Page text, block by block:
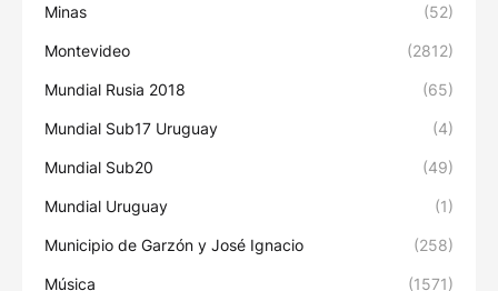
Minas (52)
Montevideo (2812)
Mundial Rusia 2018 (65)
Mundial Sub17 Uruguay (4)
Mundial Sub20 (49)
Mundial Uruguay (1)
Municipio de Garzón y José Ignacio (258)
Música (1571)